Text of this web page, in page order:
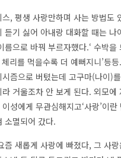
스, 평생 사랑만하며 사는 방법도
듣기 싫어 아내랑 대화할 때는 나
름으로 바꿔 부르자했다.‘ 수박을
체리를 먹을수록 더 예뻐지니’등
시즘으로 버텼는데 고구마(나이)
거울조차 안 보게 된다. 외모에
성에게 무관심해지고‘사랑’이
소멸되어 갔다.
즘 새롭게 사랑에 빠졌다, 그 사